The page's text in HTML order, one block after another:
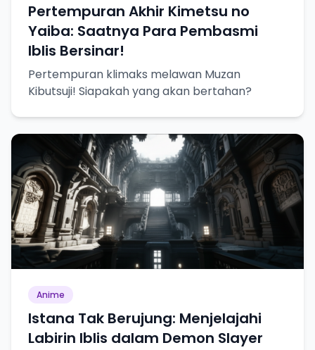
Pertempuran Akhir Kimetsu no
Yaiba: Saatnya Para Pembasmi
Iblis Bersinar!
Pertempuran klimaks melawan Muzan
Kibutsuji! Siapakah yang akan bertahan?
Anime
Istana Tak Berujung: Menjelajahi
Labirin Iblis dalam Demon Slayer